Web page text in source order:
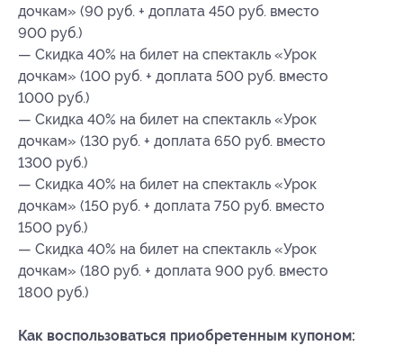
дочкам» (90 руб. + доплата 450 руб. вместо
900 руб.)
— Скидка 40% на билет на спектакль «Урок
дочкам» (100 руб. + доплата 500 руб. вместо
1000 руб.)
— Скидка 40% на билет на спектакль «Урок
дочкам» (130 руб. + доплата 650 руб. вместо
1300 руб.)
— Скидка 40% на билет на спектакль «Урок
дочкам» (150 руб. + доплата 750 руб. вместо
1500 руб.)
— Скидка 40% на билет на спектакль «Урок
дочкам» (180 руб. + доплата 900 руб. вместо
1800 руб.)
Как воспользоваться приобретенным купоном: